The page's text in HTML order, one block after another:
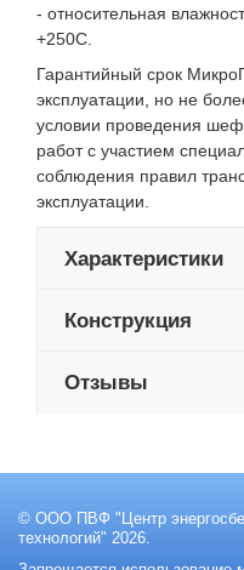
- относительная
+250С.
Гарантийный срок
эксплуатации, но не
условии проведения
работ с участием
соблюдения правил
эксплуатации.
Характеристики
Конструкция
Отзывы
© ООО ПВФ "Центр
технологий" 2026.